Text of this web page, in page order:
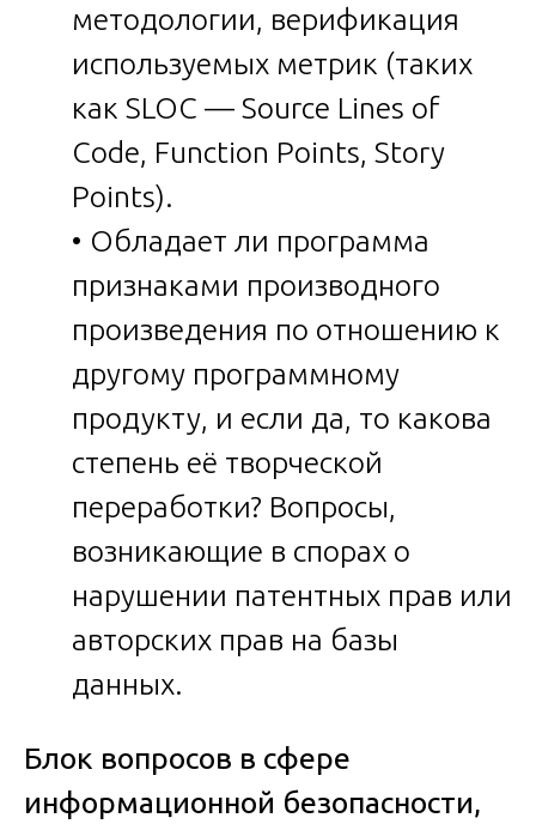
методологии, верификация
используемых метрик (таких
как SLOC — Source Lines of
Code, Function Points, Story
Points).
• Обладает ли программа
признаками производного
произведения по отношению к
другому программному
продукту, и если да, то какова
степень её творческой
переработки? Вопросы,
возникающие в спорах о
нарушении патентных прав или
авторских прав на базы
данных.
Блок вопросов в сфере
информационной безопасности,